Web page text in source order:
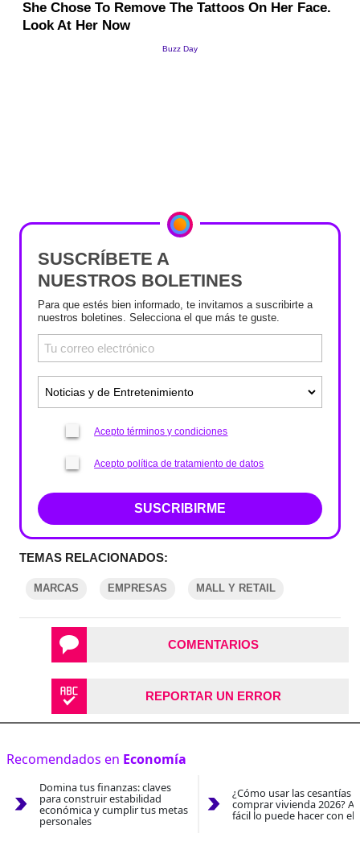
SUSCRÍBETE A
NUESTROS BOLETINES
Para que estés bien informado, te invitamos a suscribirte a
nuestros boletines. Selecciona el que más te guste.
Acepto términos y condiciones
Acepto política de tratamiento de datos
SUSCRIBIRME
TEMAS RELACIONADOS:
MARCAS EMPRESAS MALL Y RETAIL
COMENTARIOS
REPORTAR UN ERROR
Recomendados en Economía
Domina tus finanzas: claves
para construir estabilidad
económica y cumplir tus metas
personales
¿Cómo usar las cesantías
comprar vivienda 2026?
fácil lo puede hacer con el